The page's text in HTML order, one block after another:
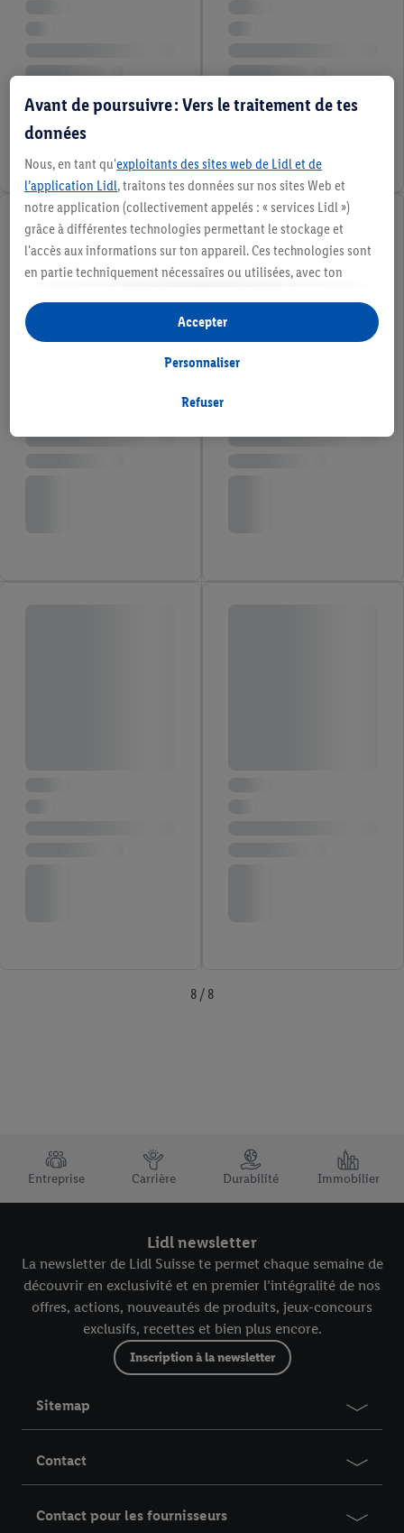
8 / 8
TRUSTBAR
Entreprise Carrière Durabilité Immobilier
Lidl newsletter
La newsletter de Lidl Suisse te permet chaque semaine de
découvrir en exclusivité et en premier l’intégralité de nos
offres, actions, nouveautés de produits, jeux-concours
exclusifs, recettes et bien plus encore.
Inscription à la newsletter
Sitemap
Contact
Contact pour les fournisseurs
Avant de poursuivre : Vers le traitement de tes
données
Nous, en tant qu'exploitants des sites web de Lidl et de
l’application Lidl, traitons tes données sur nos sites Web et
notre application (collectivement appelés : « services Lidl »)
grâce à différentes technologies permettant le stockage et
l'accès aux informations sur ton appareil. Ces technologies sont
en partie techniquement nécessaires ou utilisées, avec ton
statistiques ou la publicité personnalisée à l'intérieur et à
l'extérieur des services Lidl. Si tu es membre du programme Lidl
Plus, des données relatives à ton comportement d'achat en
Sous « Personnaliser », tu peux autoriser certaines finalités
données.
Refuser
Personnaliser
Accepter